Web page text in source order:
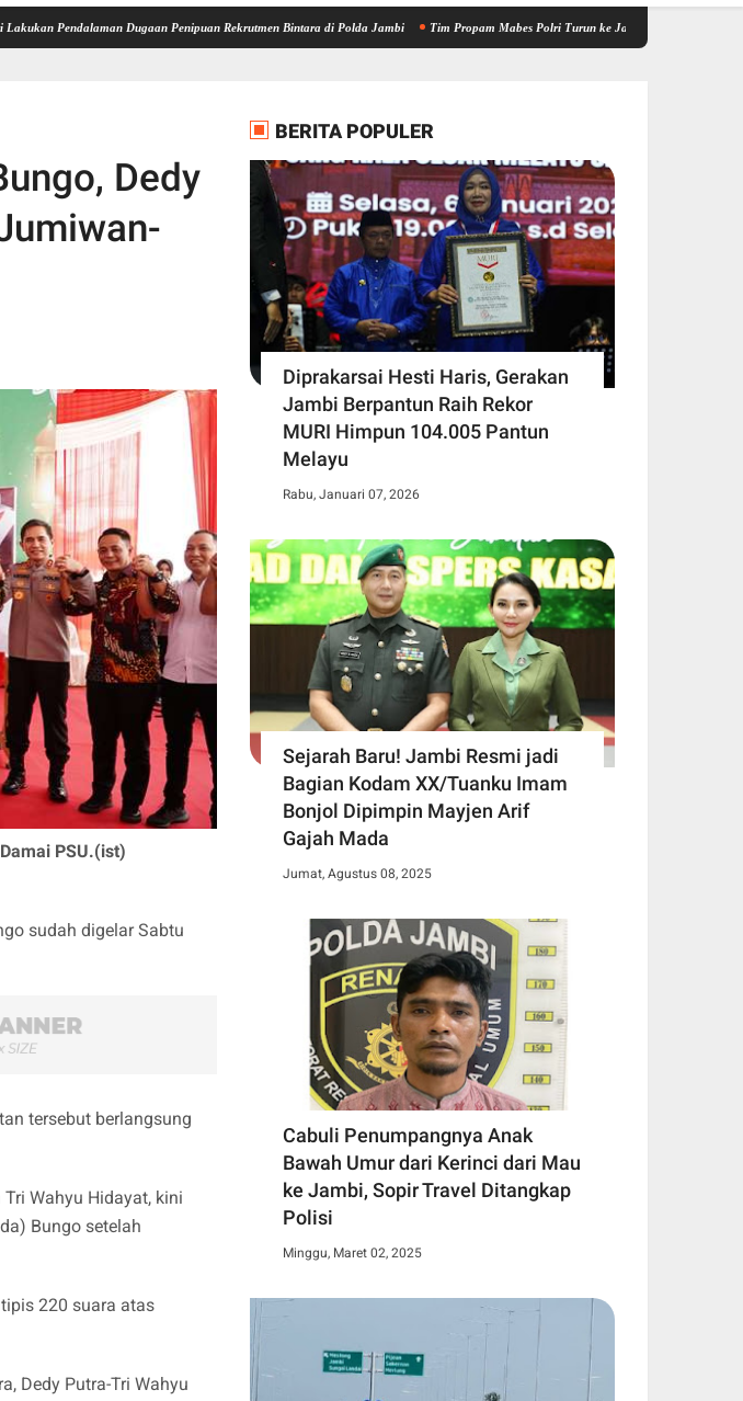
Dugaan Penipuan Rekrutmen Bintara di Polda Jambi Tim Propam Mabes Polri Turun ke Jambi, Bantu Dalami Kasus
Dedy
PSU.(ist)
sudah digelar Sabtu
tersebut berlangsung
Wahyu Hidayat, kini
Bungo setelah
220 suara atas
Dedy Putra-Tri Wahyu
BERITA POPULER
Diprakarsai Hesti Haris, Gerakan
Jambi Berpantun Raih Rekor
MURI Himpun 104.005 Pantun
Melayu
Rabu, Januari 07, 2026
Sejarah Baru! Jambi Resmi jadi
Bagian Kodam XX/Tuanku Imam
Bonjol Dipimpin Mayjen Arif
Gajah Mada
Jumat, Agustus 08, 2025
Cabuli Penumpangnya Anak
Bawah Umur dari Kerinci dari Mau
ke Jambi, Sopir Travel Ditangkap
Polisi
Minggu, Maret 02, 2025